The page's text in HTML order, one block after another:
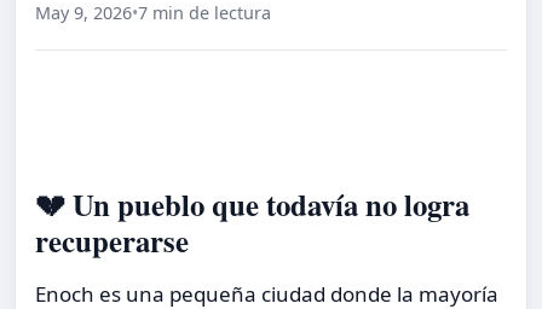
May 9, 2026•7 min de lectura
💔 Un pueblo que todavía no logra
recuperarse
Enoch es una pequeña ciudad donde la mayoría